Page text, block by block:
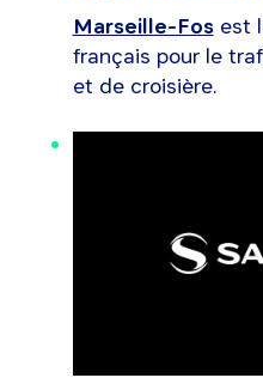
Marseille-Fosest
français pour le
et de croisière.